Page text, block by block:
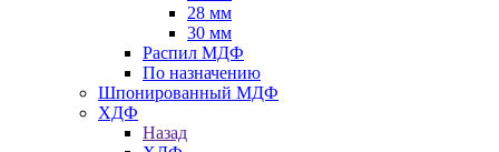
28 мм
30 мм
Распил МДФ
По назначению
Шпонированный МДФ
ХДФ
Назад